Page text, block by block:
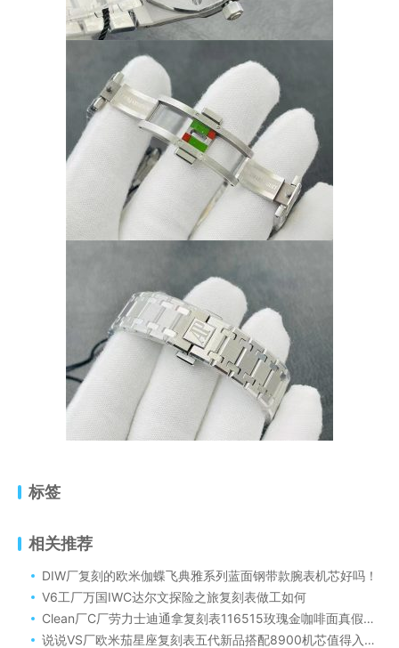
标签
相关推荐
DIW厂复刻的欧米伽蝶飞典雅系列蓝面钢带款腕表机芯好吗！
V6工厂万国IWC达尔文探险之旅复刻表做工如何
Clean厂C厂劳力士迪通拿复刻表116515玫瑰金咖啡面真假对比评测
说说VS厂欧米茄星座复刻表五代新品搭配8900机芯值得入手吗？